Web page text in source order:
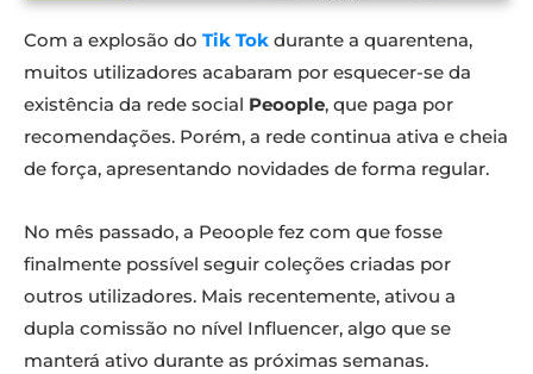
Com a explosão do Tik Tok durante a quarentena,
muitos utilizadores acabaram por esquecer-se da
existência da rede social Peoople, que paga por
recomendações. Porém, a rede continua ativa e cheia
de força, apresentando novidades de forma regular.
No mês passado, a Peoople fez com que fosse
finalmente possível seguir coleções criadas por
outros utilizadores. Mais recentemente, ativou a
dupla comissão no nível Influencer, algo que se
manterá ativo durante as próximas semanas.